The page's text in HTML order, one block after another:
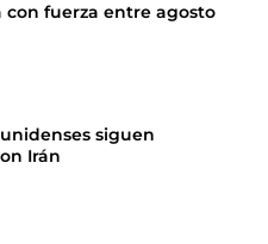
con fuerza entre agosto
siguen
Irán